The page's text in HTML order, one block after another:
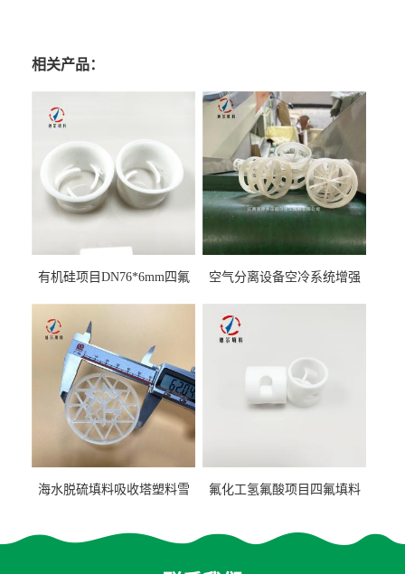
相关产品：
有机硅项目DN76*6mm四氟
空气分离设备空冷系统增强
海水脱硫填料吸收塔塑料雪
氟化工氢氟酸项目四氟填料
蚀